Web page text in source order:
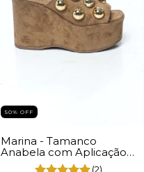
50% OFF
Marina - Tamanco
Anabela com Aplicação
Dourada em Camurça
(2)